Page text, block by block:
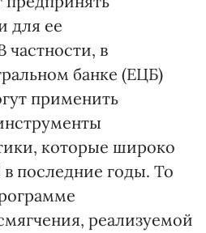
для ее
частности, в
банке (ЕЦБ)
применить
которые широко
последние годы. То
реализуемой